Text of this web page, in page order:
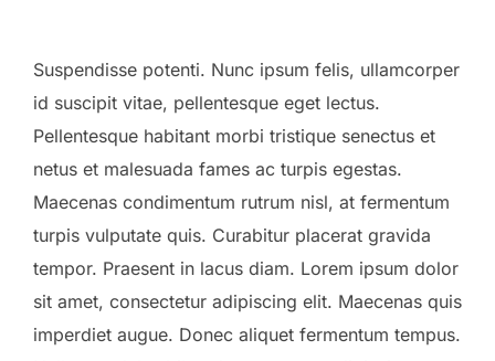
Suspendisse potenti. Nunc ipsum felis, ullamcorper
id suscipit vitae, pellentesque eget lectus.
Pellentesque habitant morbi tristique senectus et
netus et malesuada fames ac turpis egestas.
Maecenas condimentum rutrum nisl, at fermentum
turpis vulputate quis. Curabitur placerat gravida
tempor. Praesent in lacus diam. Lorem ipsum dolor
sit amet, consectetur adipiscing elit. Maecenas quis
imperdiet augue. Donec aliquet fermentum tempus.